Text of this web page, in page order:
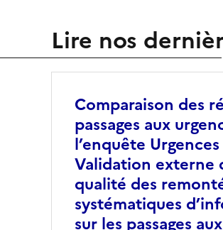
Lire nos
Comparaison des
passages aux
l’enquête
Validation externe
qualité des
systématiques
sur les passages